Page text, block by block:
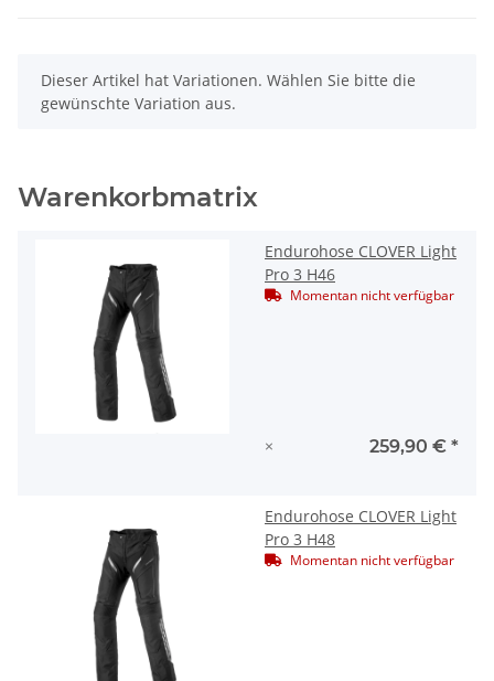
x
Dieser Artikel hat Variationen. Wählen Sie bitte die
gewünschte Variation aus.
Warenkorbmatrix
Endurohose CLOVER Light
Pro 3 H46
Momentan nicht verfügbar
× 259,90 € *
Endurohose CLOVER Light
Pro 3 H48
Momentan nicht verfügbar